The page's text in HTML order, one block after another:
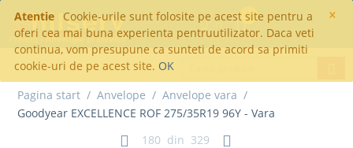
×
Atentie
Cookie-urile sunt folosite pe acest site pentru a
oferi cea mai buna experienta pentruutilizator. Daca veti
continua, vom presupune ca sunteti de acord sa primiti
cookie-uri de pe acest site. OK
0
Pagina start / Anvelope / Anvelope vara /
Goodyear EXCELLENCE ROF 275/35R19 96Y - Vara
180 din 329